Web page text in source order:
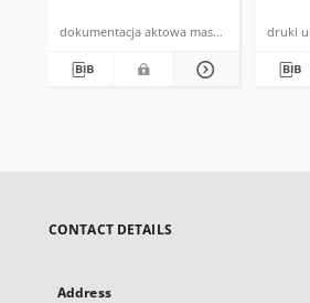
dokumentacja aktowa maszynopis
CONTACT DETAILS
Address